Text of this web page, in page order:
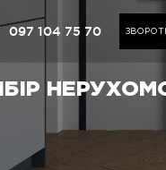
097 104 75 70